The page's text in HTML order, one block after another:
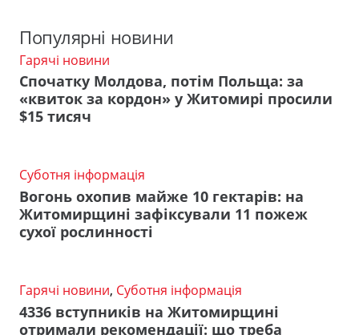
Популярні новини
Гарячі новини
Спочатку Молдова, потім Польща: за
«квиток за кордон» у Житомирі просили
$15 тисяч
Суботня інформація
Вогонь охопив майже 10 гектарів: на
Житомирщині зафіксували 11 пожеж
сухої рослинності
Гарячі новини, Суботня інформація
4336 вступників на Житомирщині
отримали рекомендації: що треба